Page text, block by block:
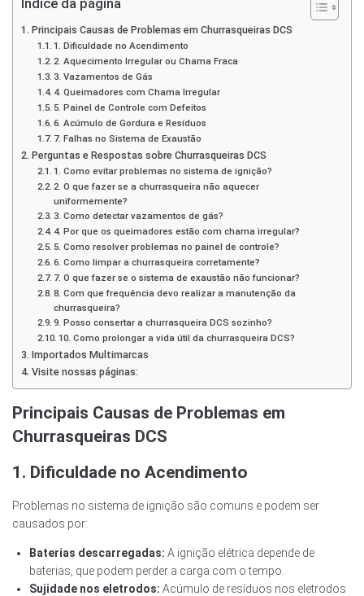
Índice da página
Principais Causas de Problemas em Churrasqueiras DCS
1. Dificuldade no Acendimento
2. Aquecimento Irregular ou Chama Fraca
3. Vazamentos de Gás
4. Queimadores com Chama Irregular
5. Painel de Controle com Defeitos
6. Acúmulo de Gordura e Resíduos
7. Falhas no Sistema de Exaustão
Perguntas e Respostas sobre Churrasqueiras DCS
1. Como evitar problemas no sistema de ignição?
2. O que fazer se a churrasqueira não aquecer
uniformemente?
3. Como detectar vazamentos de gás?
4. Por que os queimadores estão com chama irregular?
5. Como resolver problemas no painel de controle?
6. Como limpar a churrasqueira corretamente?
7. O que fazer se o sistema de exaustão não funcionar?
8. Com que frequência devo realizar a manutenção da
churrasqueira?
9. Posso consertar a churrasqueira DCS sozinho?
10. Como prolongar a vida útil da churrasqueira DCS?
Importados Multimarcas
Visite nossas páginas:
Principais Causas de Problemas em
Churrasqueiras DCS
1. Dificuldade no Acendimento
Problemas no sistema de ignição são comuns e podem ser
causados por:
Baterias descarregadas: A ignição elétrica depende de
baterias, que podem perder a carga com o tempo.
Sujidade nos eletrodos: Acúmulo de resíduos nos eletrodos